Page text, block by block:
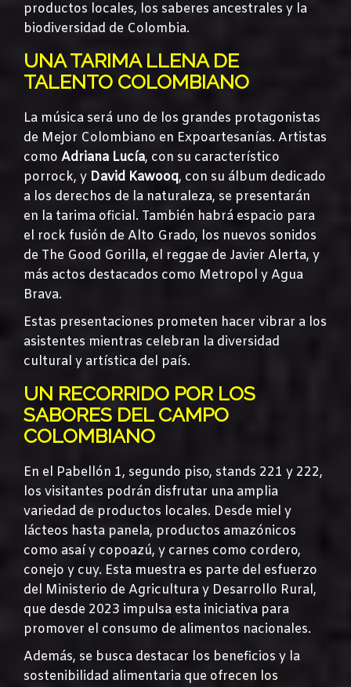
productos locales, los saberes ancestrales y la
biodiversidad de Colombia.
UNA TARIMA LLENA DE
TALENTO COLOMBIANO
La música será uno de los grandes protagonistas
de Mejor Colombiano en Expoartesanías. Artistas
como Adriana Lucía, con su característico
porrock, y David Kawooq, con su álbum dedicado
a los derechos de la naturaleza, se presentarán
en la tarima oficial. También habrá espacio para
el rock fusión de Alto Grado, los nuevos sonidos
de The Good Gorilla, el reggae de Javier Alerta, y
más actos destacados como Metropol y Agua
Brava.
Estas presentaciones prometen hacer vibrar a los
asistentes mientras celebran la diversidad
cultural y artística del país.
UN RECORRIDO POR LOS
SABORES DEL CAMPO
COLOMBIANO
En el Pabellón 1, segundo piso, stands 221 y 222,
los visitantes podrán disfrutar una amplia
variedad de productos locales. Desde miel y
lácteos hasta panela, productos amazónicos
como asaí y copoazú, y carnes como cordero,
conejo y cuy. Esta muestra es parte del esfuerzo
del Ministerio de Agricultura y Desarrollo Rural,
que desde 2023 impulsa esta iniciativa para
promover el consumo de alimentos nacionales.
Además, se busca destacar los beneficios y la
sostenibilidad alimentaria que ofrecen los